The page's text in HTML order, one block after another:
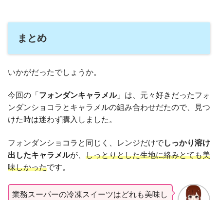
まとめ
いかがだったでしょうか。
今回の「 フォンダンキャラメル」は、元々好きだったフォ
ンダンショコラとキャラメルの組み合わせだたので、見つ
けた時は迷わず購入しました。
フォンダンショコラと同じく、レンジだけでしっかり溶け
出したキャラメルが、 しっとりとした生地に絡みとても美
味しかったです。
業務スーパーの冷凍スイーツはどれも美味し